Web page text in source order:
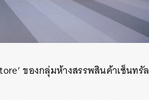
ของกลุ่มห้างสรรพสินค้าเซ็นทรัล